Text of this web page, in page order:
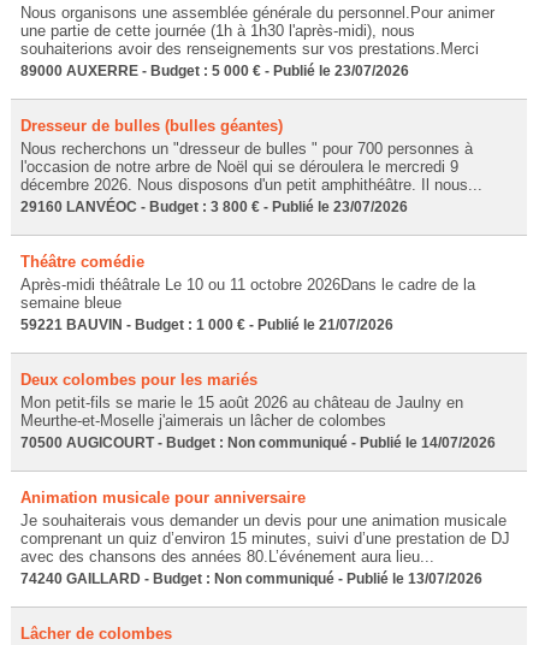
Nous organisons une assemblée générale du personnel.Pour animer
une partie de cette journée (1h à 1h30 l'après-midi), nous
souhaiterions avoir des renseignements sur vos prestations.Merci
89000 AUXERRE - Budget : 5 000 € - Publié le 23/07/2026
Dresseur de bulles (bulles géantes)
Nous recherchons un "dresseur de bulles " pour 700 personnes à
l'occasion de notre arbre de Noël qui se déroulera le mercredi 9
décembre 2026. Nous disposons d'un petit amphithéâtre. Il nous...
29160 LANVÉOC - Budget : 3 800 € - Publié le 23/07/2026
Théâtre comédie
Après-midi théâtrale Le 10 ou 11 octobre 2026Dans le cadre de la
semaine bleue
59221 BAUVIN - Budget : 1 000 € - Publié le 21/07/2026
Deux colombes pour les mariés
Mon petit-fils se marie le 15 août 2026 au château de Jaulny en
Meurthe-et-Moselle j'aimerais un lâcher de colombes
70500 AUGICOURT - Budget : Non communiqué - Publié le 14/07/2026
Animation musicale pour anniversaire
Je souhaiterais vous demander un devis pour une animation musicale
comprenant un quiz d’environ 15 minutes, suivi d’une prestation de DJ
avec des chansons des années 80.L’événement aura lieu...
74240 GAILLARD - Budget : Non communiqué - Publié le 13/07/2026
Lâcher de colombes